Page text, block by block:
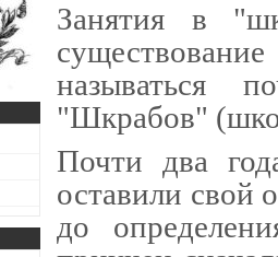
Занятия в
называться
"Шкрабов"
Почти два
оставили свой
до